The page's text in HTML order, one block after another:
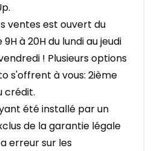
ventes est ouvert du
à 20H du lundi au jeudi
! Plusieurs options
s'offrent à vous: 2ième
crédit.
été installé par un
de la garantie légale
erreur sur les